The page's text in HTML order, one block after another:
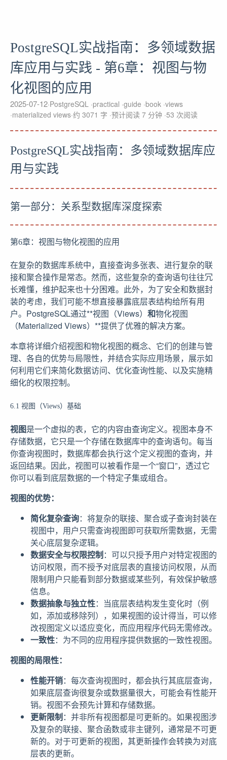
PostgreSQL实战指南：多领域数据
库应用与实践 - 第6章：视图与物
化视图的应用
2025-07-12 PostgreSQL practical guide book views
materialized views 约 3071 字 预计阅读 7 分钟 53 次阅读
PostgreSQL实战指南：多领域数据库应
用与实践
第一部分：关系型数据库深度探索
第6章：视图与物化视图的应用
在复杂的数据库系统中，直接查询多张表、进行复杂的联
接和聚合操作是常态。然而，这些复杂的查询语句往往冗
长难懂，维护起来也十分困难。此外，为了安全和数据封
装的考虑，我们可能不想直接暴露底层表结构给所有用
户。PostgreSQL通过**视图（Views） 和物化视图
（Materialized Views）**提供了优雅的解决方案。
本章将详细介绍视图和物化视图的概念、它们的创建与管
理、各自的优势与局限性，并结合实际应用场景，展示如
何利用它们来简化数据访问、优化查询性能、以及实施精
细化的权限控制。
6.1 视图（Views）基础
视图是一个虚拟的表，它的内容由查询定义。视图本身不
存储数据，它只是一个存储在数据库中的查询语句。每当
你查询视图时，数据库都会执行这个定义视图的查询，并
返回结果。因此，视图可以被看作是一个“窗口”，透过它
你可以看到底层数据的一个特定子集或组合。
视图的优势：
简化复杂查询：将复杂的联接、聚合或子查询封装在
视图中，用户只需查询视图即可获取所需数据，无需
关心底层复杂逻辑。
数据安全与权限控制：可以只授予用户对特定视图的
访问权限，而不授予对底层表的直接访问权限，从而
限制用户只能看到部分数据或某些列，有效保护敏感
信息。
数据抽象与独立性：当底层表结构发生变化时（例
如，添加或移除列），如果视图的设计得当，可以修
改视图定义以适应变化，而应用程序代码无需修改。
一致性：为不同的应用程序提供数据的一致性视图。
视图的局限性：
性能开销：每次查询视图时，都会执行其底层查询，
如果底层查询很复杂或数据量很大，可能会有性能开
销。视图不会预先计算和存储数据。
更新限制：并非所有视图都是可更新的。如果视图涉
及复杂的联接、聚合函数或非主键列，通常是不可更
新的。对于可更新的视图，其更新操作会转换为对底
层表的更新。